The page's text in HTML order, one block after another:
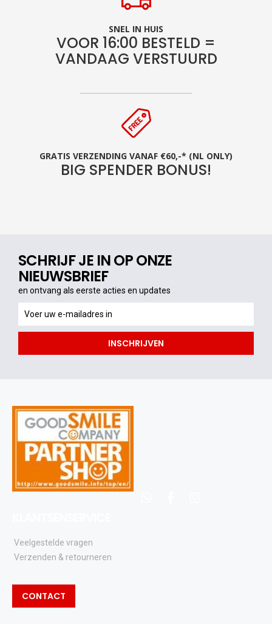
SNEL IN HUIS
VOOR 16:00 BESTELD =
VANDAAG VERSTUURD
GRATIS VERZENDING VANAF €60,-* (NL ONLY)
BIG SPENDER BONUS!
SCHRIJF JE IN OP ONZE
NIEUWSBRIEF
en ontvang als eerste acties en updates
ontvang
als
acties
INSCHRIJVEN
Veelgestelde vragen
Verzenden & retourneren
CONTACT